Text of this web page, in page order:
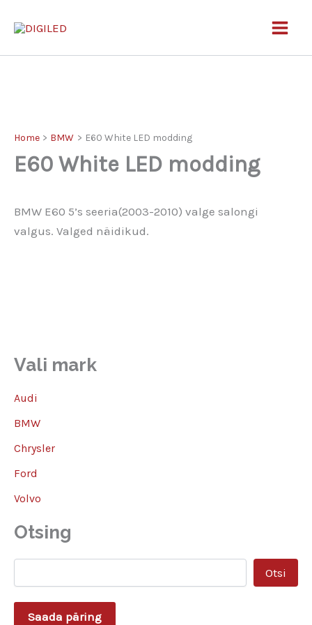
Home BMW E60 White LED modding
E60 White LED modding
BMW E60 5’s seeria(2003-2010) valge salongi
valgus. Valged näidikud.
Vali mark
Audi
BMW
Chrysler
Ford
Volvo
Otsing
ss
Otsi
Saada päring